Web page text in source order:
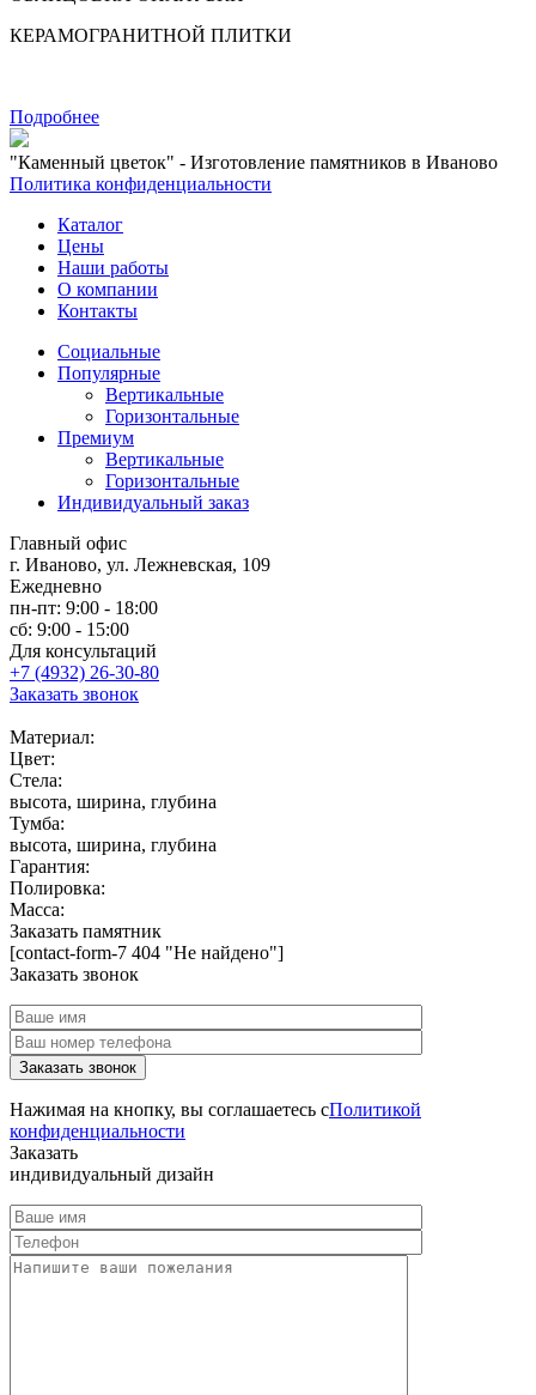
КЕРАМОГРАНИТНОЙ ПЛИТКИ
Подробнее
"Каменный цветок" - Изготовление памятников в Иваново
Политика конфиденциальности
Каталог
Цены
Наши работы
О компании
Контакты
Социальные
Популярные
Вертикальные
Горизонтальные
Премиум
Вертикальные
Горизонтальные
Индивидуальный заказ
Главный офис
г. Иваново, ул. Лежневская, 109
Ежедневно
пн-пт: 9:00 - 18:00
сб: 9:00 - 15:00
Для консультаций
+7 (4932) 26-30-80
Заказать звонок
Материал:
Цвет:
Стела:
высота, ширина, глубина
Тумба:
высота, ширина, глубина
Гарантия:
Полировка:
Масса:
Заказать памятник
[contact-form-7 404 "Не найдено"]
Заказать звонок
Нажимая на кнопку, вы соглашаетесь сПолитикой
конфиденциальности
Заказать
индивидуальный дизайн